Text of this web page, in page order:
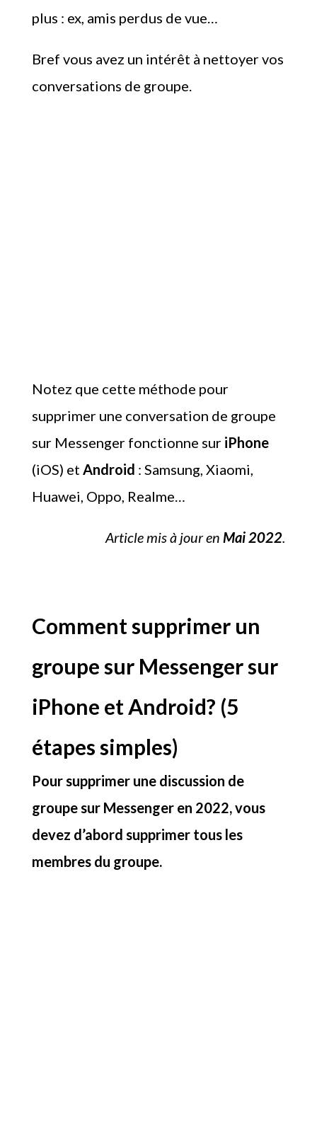
plus : ex, amis perdus de vue…
Bref vous avez un intérêt à nettoyer vos
conversations de groupe.
Notez que cette méthode pour
supprimer une conversation de groupe
sur Messenger fonctionne sur iPhone
(iOS) et Android : Samsung, Xiaomi,
Huawei, Oppo, Realme…
Article mis à jour en Mai 2022.
Comment supprimer un
groupe sur Messenger sur
iPhone et Android? (5
étapes simples)
Pour supprimer une discussion de
groupe sur Messenger en 2022, vous
devez d’abord supprimer tous les
membres du groupe.